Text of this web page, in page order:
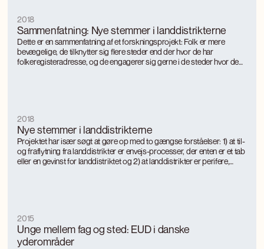
Sammenfatning: Nye stemmer i landdistrikterne
2018
Dette er en sammenfatning af et forskningsprojekt: Folk er mere
bevægelige, de tilknytter sig flere steder end der hvor de har
folkeregisteradresse, og de engagerer sig gerne i de steder hvor de
Nye stemmer i landdistrikterne
2018
Projektet har især søgt at gøre op med to gængse forståelser: 1) at til-
og fraflytning fra landdistrikter er envejs-processer, der enten er et tab
eller en gevinst for landdistriktet og 2) at landdistrikter er perifere,
Unge mellem fag og sted: EUD i danske
yderområder
2015